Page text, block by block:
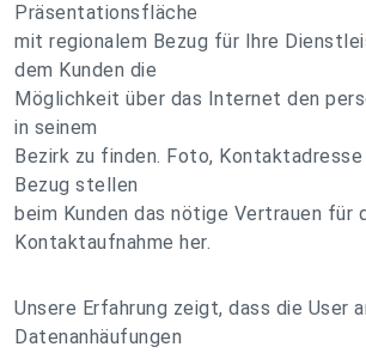
Präsentationsfläche
mit regionalem Bezug für Ihre
dem Kunden die
Möglichkeit über das Internet den
in seinem
Bezirk zu finden. Foto, Kontaktadresse
Bezug stellen
beim Kunden das nötige Vertrauen für
Kontaktaufnahme her.
Unsere Erfahrung zeigt, dass die User
Datenanhäufungen